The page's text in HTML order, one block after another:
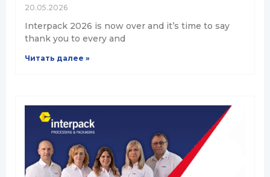
20.05.2026
Interpack 2026 is now over and it’s time to say
thank you to every and
Читать далее »